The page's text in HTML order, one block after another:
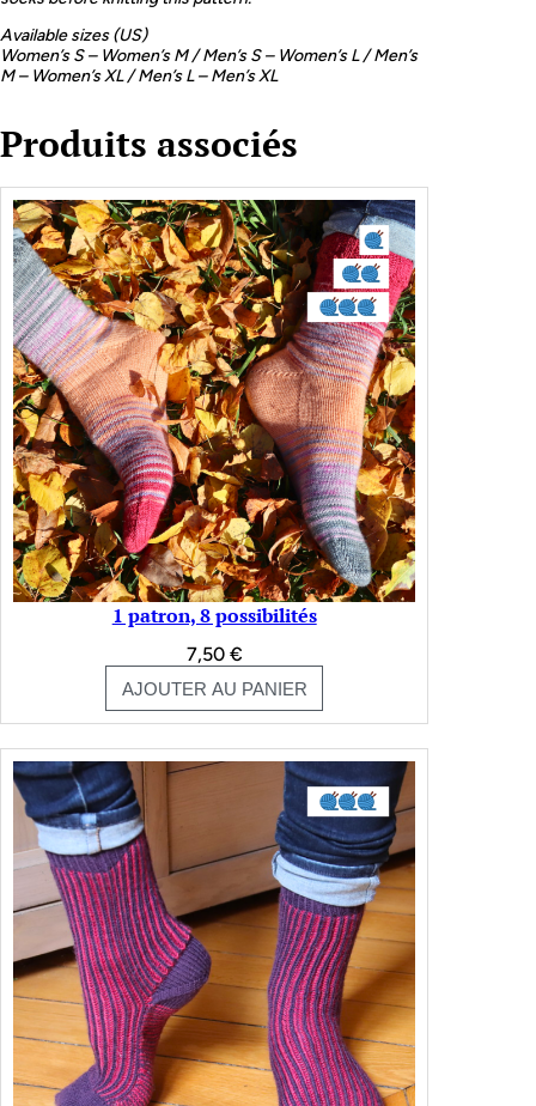
Available sizes (US)
Women’s S – Women’s M / Men’s S – Women’s L / Men’s
M – Women’s XL / Men’s L – Men’s XL
Produits associés
1 patron, 8 possibilités
7,50 €
AJOUTER AU PANIER